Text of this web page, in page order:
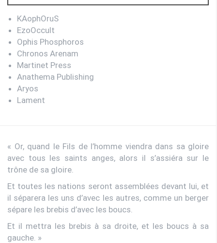
KAophOruS
EzoOccult
Ophis Phosphoros
Chronos Arenam
Martinet Press
Anathema Publishing
Aryos
Lament
« Or, quand le Fils de l’homme viendra dans sa gloire
avec tous les saints anges, alors il s’assiéra sur le
trône de sa gloire.
Et toutes les nations seront assemblées devant lui, et
il séparera les uns d’avec les autres, comme un berger
sépare les brebis d’avec les boucs.
Et il mettra les brebis à sa droite, et les boucs à sa
gauche. »